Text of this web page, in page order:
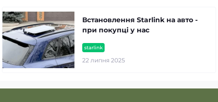
starlink
22 липня 2025
Встановлення Starlink на авто -
при покупці у нас